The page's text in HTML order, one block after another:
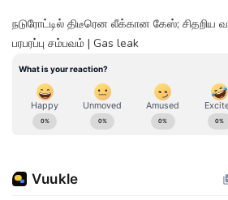
நடுரோட்டில் திடீரென லீக்கான கேஸ்; சிதறிய
பரபரப்பு சம்பவம் | Gas leak